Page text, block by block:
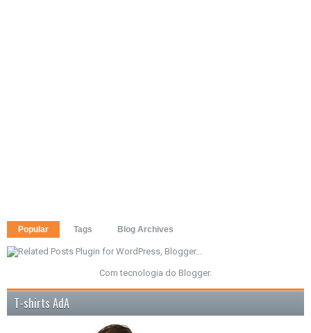
Popular Tags Blog Archives
Com tecnologia do Blogger.
T-shirts AdA